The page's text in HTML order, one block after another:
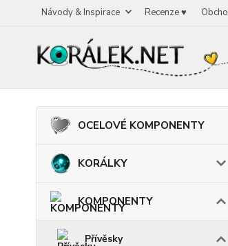
Návody & Inspirace Recenze ♥
OCELOVÉ KOMPONENTY
KORÁLKY
KOMPONENTY
Přívěsky